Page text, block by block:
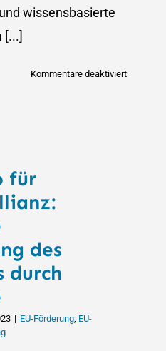
wissensbasierte
[...]
Kommentare deaktiviertfür
für
des
durch
| EU-Förderung, EU-